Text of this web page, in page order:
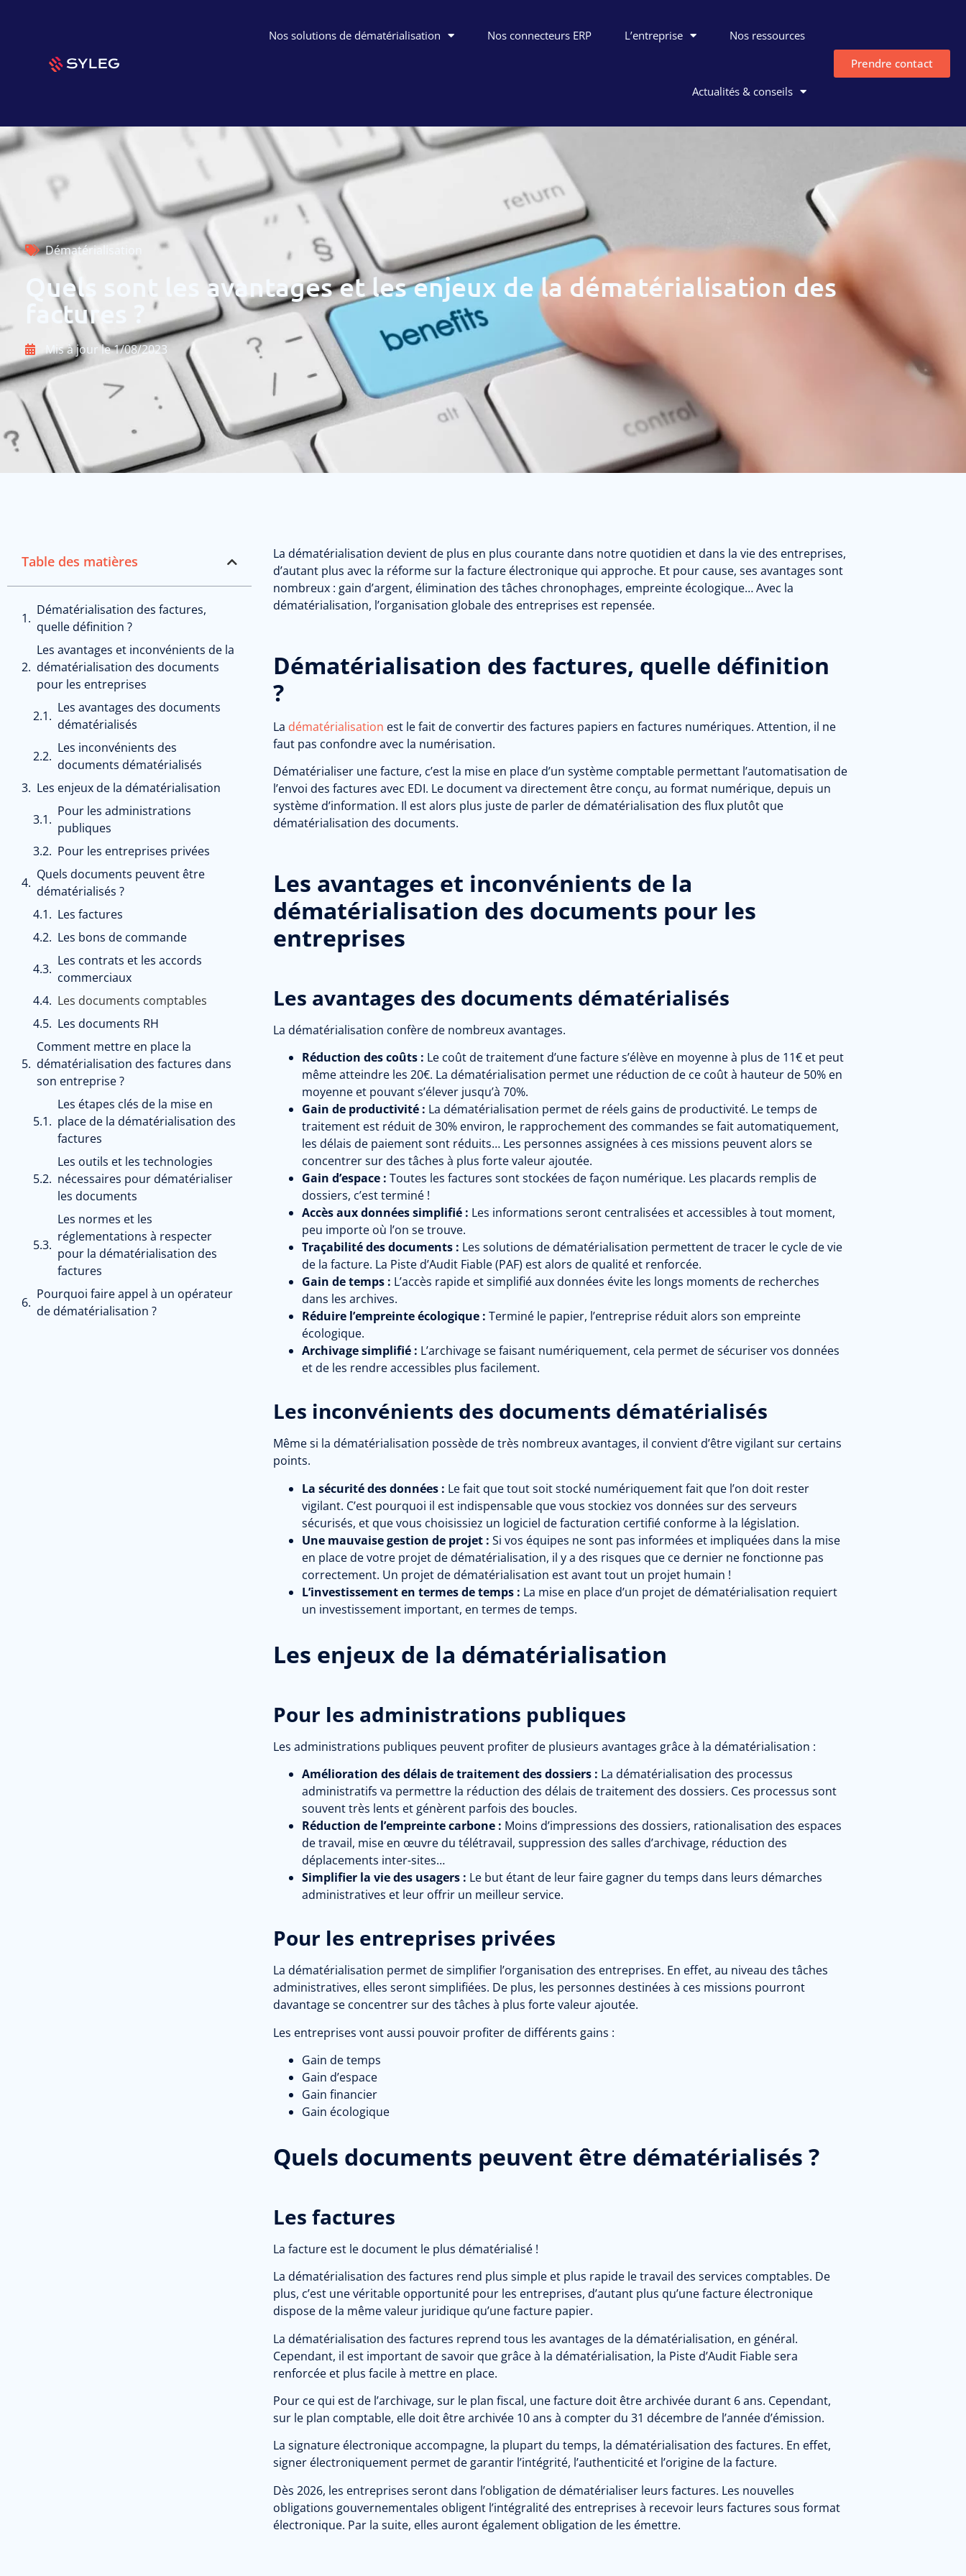
Nos solutions de dématérialisation Nos connecteurs ERP L’entreprise Nos ressources
Actualités & conseils
Prendre contact
Dématérialisation
Quels sont les avantages et les enjeux de la dématérialisation des
factures ?
Mis à jour le1/08/2023
Table des matières
Dématérialisation des factures,
quelle définition ?
Les avantages et inconvénients de la
dématérialisation des documents
pour les entreprises
Les avantages des documents
dématérialisés
Les inconvénients des
documents dématérialisés
Les enjeux de la dématérialisation
Pour les administrations
publiques
Pour les entreprises privées
Quels documents peuvent être
dématérialisés ?
Les factures
Les bons de commande
Les contrats et les accords
commerciaux
Les documents comptables
Les documents RH
Comment mettre en place la
dématérialisation des factures dans
son entreprise ?
Les étapes clés de la mise en
place de la dématérialisation des
factures
Les outils et les technologies
nécessaires pour dématérialiser
les documents
Les normes et les
réglementations à respecter
pour la dématérialisation des
factures
Pourquoi faire appel à un opérateur
de dématérialisation ?
La dématérialisation devient de plus en plus courante dans notre quotidien et dans la vie des entreprises,
d’autant plus avec la réforme sur la facture électronique qui approche. Et pour cause, ses avantages sont
nombreux : gain d’argent, élimination des tâches chronophages, empreinte écologique… Avec la
dématérialisation, l’organisation globale des entreprises est repensée.
Dématérialisation des factures, quelle définition
?
La dématérialisation est le fait de convertir des factures papiers en factures numériques. Attention, il ne
faut pas confondre avec la numérisation.
Dématérialiser une facture, c’est la mise en place d’un système comptable permettant l’automatisation de
l’envoi des factures avec EDI. Le document va directement être conçu, au format numérique, depuis un
système d’information. Il est alors plus juste de parler de dématérialisation des flux plutôt que
dématérialisation des documents.
Les avantages et inconvénients de la
dématérialisation des documents pour les
entreprises
Les avantages des documents dématérialisés
La dématérialisation confère de nombreux avantages.
Réduction des coûts : Le coût de traitement d’une facture s’élève en moyenne à plus de 11€ et peut
même atteindre les 20€. La dématérialisation permet une réduction de ce coût à hauteur de 50% en
moyenne et pouvant s’élever jusqu’à 70%.
Gain de productivité : La dématérialisation permet de réels gains de productivité. Le temps de
traitement est réduit de 30% environ, le rapprochement des commandes se fait automatiquement,
les délais de paiement sont réduits… Les personnes assignées à ces missions peuvent alors se
concentrer sur des tâches à plus forte valeur ajoutée.
Gain d’espace : Toutes les factures sont stockées de façon numérique. Les placards remplis de
dossiers, c’est terminé !
Accès aux données simplifié : Les informations seront centralisées et accessibles à tout moment,
peu importe où l’on se trouve.
Traçabilité des documents : Les solutions de dématérialisation permettent de tracer le cycle de vie
de la facture. La Piste d’Audit Fiable (PAF) est alors de qualité et renforcée.
Gain de temps : L’accès rapide et simplifié aux données évite les longs moments de recherches
dans les archives.
Réduire l’empreinte écologique : Terminé le papier, l’entreprise réduit alors son empreinte
écologique.
Archivage simplifié : L’archivage se faisant numériquement, cela permet de sécuriser vos données
et de les rendre accessibles plus facilement.
Les inconvénients des documents dématérialisés
Même si la dématérialisation possède de très nombreux avantages, il convient d’être vigilant sur certains
points.
La sécurité des données : Le fait que tout soit stocké numériquement fait que l’on doit rester
vigilant. C’est pourquoi il est indispensable que vous stockiez vos données sur des serveurs
sécurisés, et que vous choisissiez un logiciel de facturation certifié conforme à la législation.
Une mauvaise gestion de projet : Si vos équipes ne sont pas informées et impliquées dans la mise
en place de votre projet de dématérialisation, il y a des risques que ce dernier ne fonctionne pas
correctement. Un projet de dématérialisation est avant tout un projet humain !
L’investissement en termes de temps : La mise en place d’un projet de dématérialisation requiert
un investissement important, en termes de temps.
Les enjeux de la dématérialisation
Pour les administrations publiques
Les administrations publiques peuvent profiter de plusieurs avantages grâce à la dématérialisation :
Amélioration des délais de traitement des dossiers : La dématérialisation des processus
administratifs va permettre la réduction des délais de traitement des dossiers. Ces processus sont
souvent très lents et génèrent parfois des boucles.
Réduction de l’empreinte carbone : Moins d’impressions des dossiers, rationalisation des espaces
de travail, mise en œuvre du télétravail, suppression des salles d’archivage, réduction des
déplacements inter-sites…
Simplifier la vie des usagers : Le but étant de leur faire gagner du temps dans leurs démarches
administratives et leur offrir un meilleur service.
Pour les entreprises privées
La dématérialisation permet de simplifier l’organisation des entreprises. En effet, au niveau des tâches
administratives, elles seront simplifiées. De plus, les personnes destinées à ces missions pourront
davantage se concentrer sur des tâches à plus forte valeur ajoutée.
Les entreprises vont aussi pouvoir profiter de différents gains :
Gain de temps
Gain d’espace
Gain financier
Gain écologique
Quels documents peuvent être dématérialisés ?
Les factures
La facture est le document le plus dématérialisé !
La dématérialisation des factures rend plus simple et plus rapide le travail des services comptables. De
plus, c’est une véritable opportunité pour les entreprises, d’autant plus qu’une facture électronique
dispose de la même valeur juridique qu’une facture papier.
La dématérialisation des factures reprend tous les avantages de la dématérialisation, en général.
Cependant, il est important de savoir que grâce à la dématérialisation, la Piste d’Audit Fiable sera
renforcée et plus facile à mettre en place.
Pour ce qui est de l’archivage, sur le plan fiscal, une facture doit être archivée durant 6 ans. Cependant,
sur le plan comptable, elle doit être archivée 10 ans à compter du 31 décembre de l’année d’émission.
La signature électronique accompagne, la plupart du temps, la dématérialisation des factures. En effet,
signer électroniquement permet de garantir l’intégrité, l’authenticité et l’origine de la facture.
Dès 2026, les entreprises seront dans l’obligation de dématérialiser leurs factures. Les nouvelles
obligations gouvernementales obligent l’intégralité des entreprises à recevoir leurs factures sous format
électronique. Par la suite, elles auront également obligation de les émettre.